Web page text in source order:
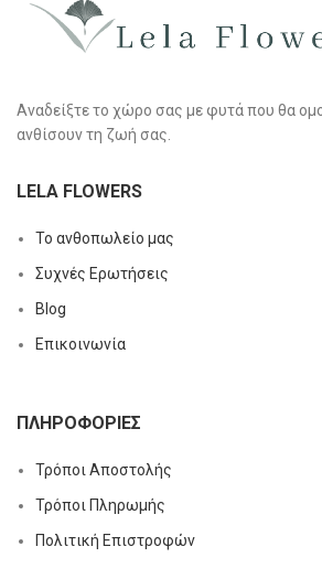
Αναδείξτε το χώρο σας με φυτά που θα
ανθίσουν τη ζωή σας.
LELA FLOWERS
Το ανθοπωλείο μας
Συχνές Ερωτήσεις
Blog
Επικοινωνία
ΠΛΗΡΟΦΟΡΊΕΣ
Τρόποι Αποστολής
Τρόποι Πληρωμής
Πολιτική Επιστροφών